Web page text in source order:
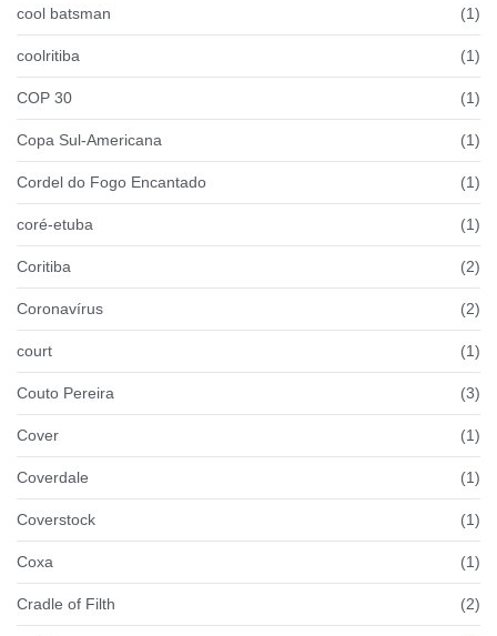
cool batsman (1)
coolritiba (1)
COP 30 (1)
Copa Sul-Americana (1)
Cordel do Fogo Encantado (1)
coré-etuba (1)
Coritiba (2)
Coronavírus (2)
court (1)
Couto Pereira (3)
Cover (1)
Coverdale (1)
Coverstock (1)
Coxa (1)
Cradle of Filth (2)